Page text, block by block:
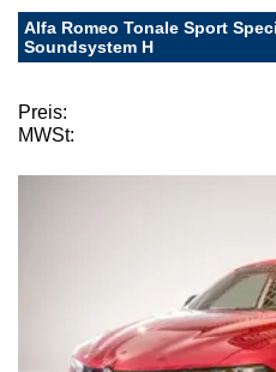
Alfa Romeo Tonale Sport
Soundsystem H
Preis:
MWSt: